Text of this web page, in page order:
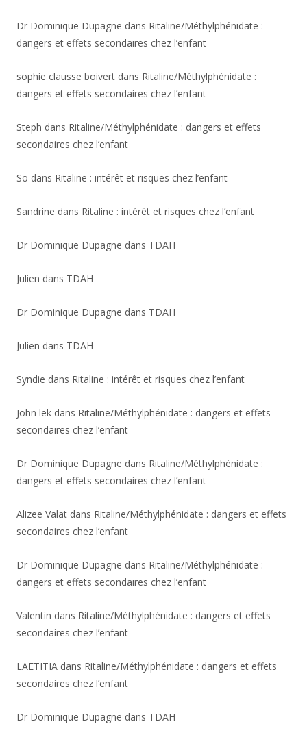
Dr Dominique Dupagne dans Ritaline/Méthylphénidate :
dangers et effets secondaires chez l’enfant
sophie clausse boivert dans Ritaline/Méthylphénidate :
dangers et effets secondaires chez l’enfant
Steph dans Ritaline/Méthylphénidate : dangers et effets
secondaires chez l’enfant
So dans Ritaline : intérêt et risques chez l’enfant
Sandrine dans Ritaline : intérêt et risques chez l’enfant
Dr Dominique Dupagne dans TDAH
Julien dans TDAH
Dr Dominique Dupagne dans TDAH
Julien dans TDAH
Syndie dans Ritaline : intérêt et risques chez l’enfant
John lek dans Ritaline/Méthylphénidate : dangers et effets
secondaires chez l’enfant
Dr Dominique Dupagne dans Ritaline/Méthylphénidate :
dangers et effets secondaires chez l’enfant
Alizee Valat dans Ritaline/Méthylphénidate : dangers et effets
secondaires chez l’enfant
Dr Dominique Dupagne dans Ritaline/Méthylphénidate :
dangers et effets secondaires chez l’enfant
Valentin dans Ritaline/Méthylphénidate : dangers et effets
secondaires chez l’enfant
LAETITIA dans Ritaline/Méthylphénidate : dangers et effets
secondaires chez l’enfant
Dr Dominique Dupagne dans TDAH